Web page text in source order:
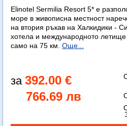
Elinotel Sermilia Resort 5* е
море в живописна местност
на втория ръкав на Халкидики -
хотела и международното
само на 75 км. Още...
392.00 €
766.69 лв